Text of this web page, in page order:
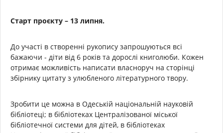
Старт проєкту – 13 липня.
До участі в створенні рукопису запрошуються всі
бажаючи - діти від 6 років та дорослі книголюби. Кожен
отримає можливість написати власноруч на сторінці
збірнику цитату з улюбленого літературного твору.
Зробити це можна в Одеській національній науковій
бібліотеці; в бібліотеках Централізованої міської
бібліотечної системи для дітей, в бібліотеках